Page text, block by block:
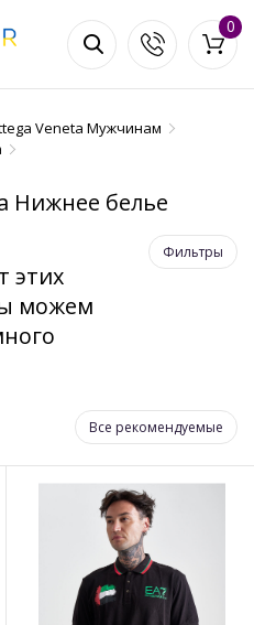
0
Veneta Мужчинам
Нижнее белье
Фильтры
этих
можем
Все рекомендуемые